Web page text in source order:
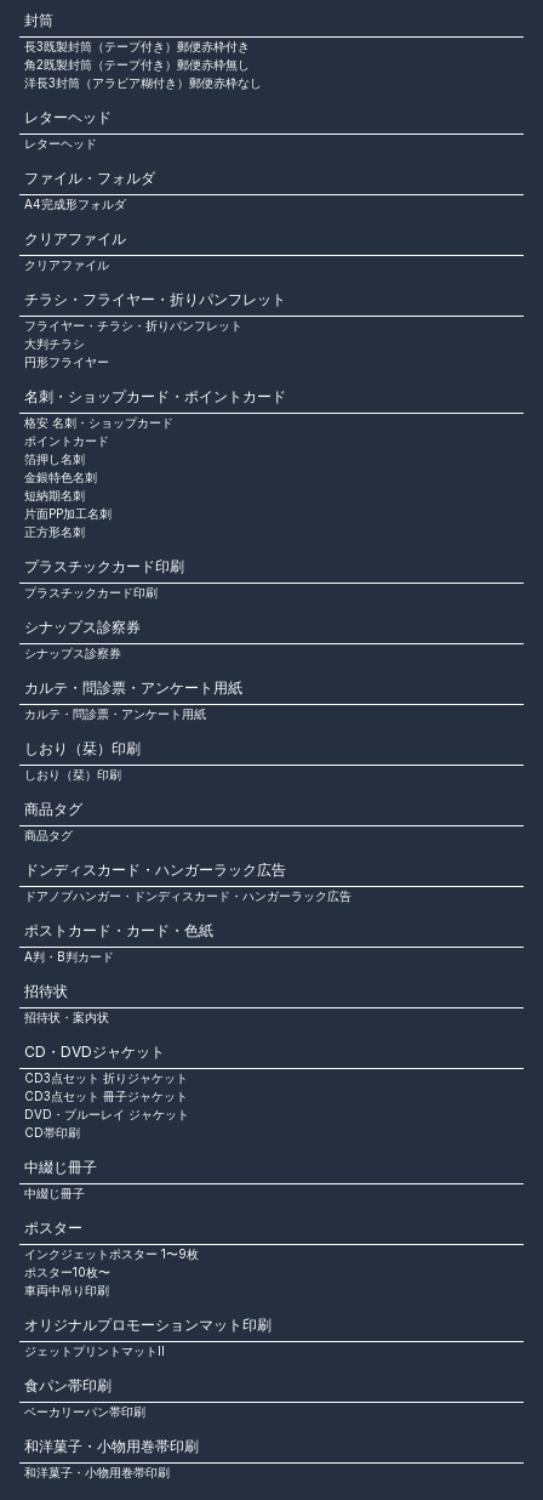
封筒
長3既製封筒（テープ付き）郵便赤枠付き
角2既製封筒（テープ付き）郵便赤枠無し
洋長3封筒（アラビア糊付き）郵便赤枠なし
レターヘッド
レターヘッド
ファイル・フォルダ
A4完成形フォルダ
クリアファイル
クリアファイル
チラシ・フライヤー・折りパンフレット
フライヤー・チラシ・折りパンフレット
大判チラシ
円形フライヤー
名刺・ショップカード・ポイントカード
格安 名刺・ショップカード
ポイントカード
箔押し名刺
金銀特色名刺
短納期名刺
片面PP加工名刺
正方形名刺
プラスチックカード印刷
プラスチックカード印刷
シナップス診察券
シナップス診察券
カルテ・問診票・アンケート用紙
カルテ・問診票・アンケート用紙
しおり（栞）印刷
しおり（栞）印刷
商品タグ
商品タグ
ドンディスカード・ハンガーラック広告
ドアノブハンガー・ドンディスカード・ハンガーラック広告
ポストカード・カード・色紙
A判・B判カード
招待状
招待状・案内状
CD・DVDジャケット
CD3点セット 折りジャケット
CD3点セット 冊子ジャケット
DVD・ブルーレイ ジャケット
CD帯印刷
中綴じ冊子
中綴じ冊子
ポスター
インクジェットポスター 1〜9枚
ポスター10枚〜
車両中吊り印刷
オリジナルプロモーションマット印刷
ジェットプリントマットⅡ
食パン帯印刷
ベーカリーパン帯印刷
和洋菓子・小物用巻帯印刷
和洋菓子・小物用巻帯印刷